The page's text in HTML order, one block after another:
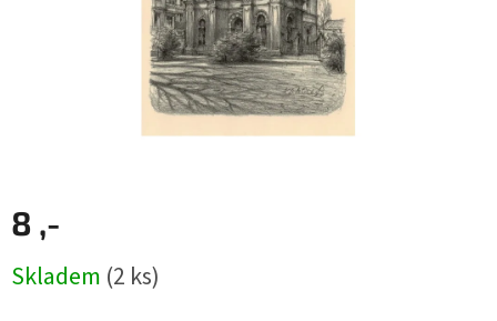
8 ,-
cena:
Skladem (2 ks)